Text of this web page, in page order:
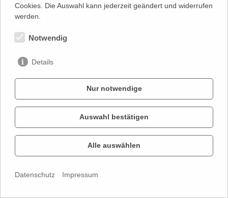
Cookies. Die Auswahl kann jederzeit geändert und widerrufen
werden.
Notwendig
Details
Nur notwendige
Auswahl bestätigen
Alle auswählen
Datenschutz Impressum